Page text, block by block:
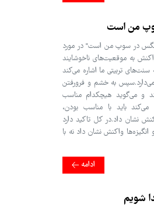
من است
مگس در سوپ من است" در مورد
به موقعیت‌های ناخوشایند
تربیتی ما اشاره می‌کند
به خشم و فرورفتن
و می‌گوید هیچکدام مناسب
می‌کند باید با مناسب بودن،
نشان داد.در کل تاکید دارد
واکنش نشان داد نه با
ادامه
شویم